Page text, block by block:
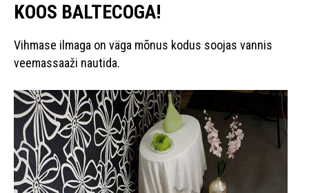
KOOS BALTECOGA!
Vihmase ilmaga on väga mõnus kodus soojas vannis
veemassaaži nautida.